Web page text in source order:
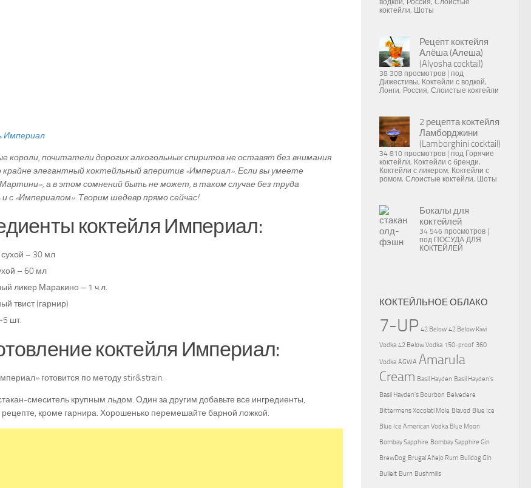
короли, почитатели дорогих алкогольных спиритов не оставят без внимания
крайне элегантный коктейльный аперитив «Империал». Если вы умеете
а в этом сомнений быть не может, в таком случае без труда
с «Империалом». Творим шедевр прямо сейчас!
коктейля Империал:
– 30 мл
– 60 мл
ликер Маракино – 1 ч.л.
твист (гарнир)
5 шт.
коктейля Империал:
готовится по методу stir&strain.
смеситель крупным льдом. Один за другим добавьте все ингредиенты,
рецепте, кроме гарнира. Хорошенько перемешайте барной ложкой.
водкой, Россия, Слоистые
коктейли, Шоты
Рецепт коктейля
Алёша (Алеша)
(Alyosha cocktail)
38 308 просмотров
под
Дижестивы, Коктейли с водкой,
Лонги, Россия, Слоистые коктейли
2 рецепта коктейля
Ламборджини
(Lamborghini cocktail)
34 810 просмотров под Горячие
коктейли, Коктейли с бренди,
Коктейли с ликером, Коктейли с
ромом, Слоистые коктейли, Шоты
Бокалы для
коктейлей
34 546 просмотров
под ПОСУДА ДЛЯ
КОКТЕЙЛЕЙ
КОКТЕЙЛЬНОЕ ОБЛАКО
7-UP 42 Below 42 Below Kiwi
Vodka 42 Below Vodka 150-proof 360
Vodka AGWA Amarula
Cream Basil Hayden Basil Hayden's
Basil Hayden's Bourbon Belvedere
Bittermens Xocolatl Mole Blavod Blue Ice
Blue Ice American Vodka Blue Moon
Bombay Sapphire Bombay Sapphire Gin
BrewDog Brugal Añejo Rum Bulldog Gin
Bulleit Burn Bushmills